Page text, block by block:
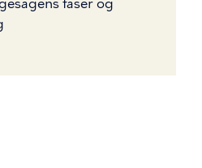
faser og